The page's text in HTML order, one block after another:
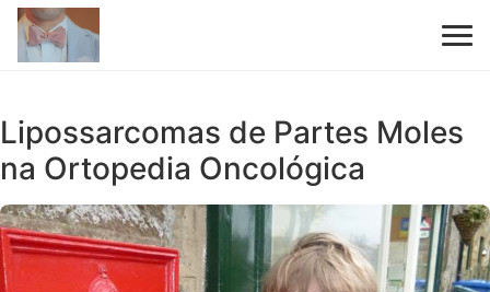
Lipossarcomas de Partes Moles
na Ortopedia Oncológica